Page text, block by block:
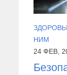
НИМ
24 ФЕВ,